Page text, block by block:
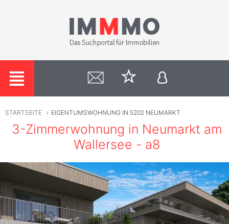
STARTSEITE › EIGENTUMSWOHNUNG IN 5202 NEUMARKT
3-Zimmerwohnung in Neumarkt am
Wallersee - a8